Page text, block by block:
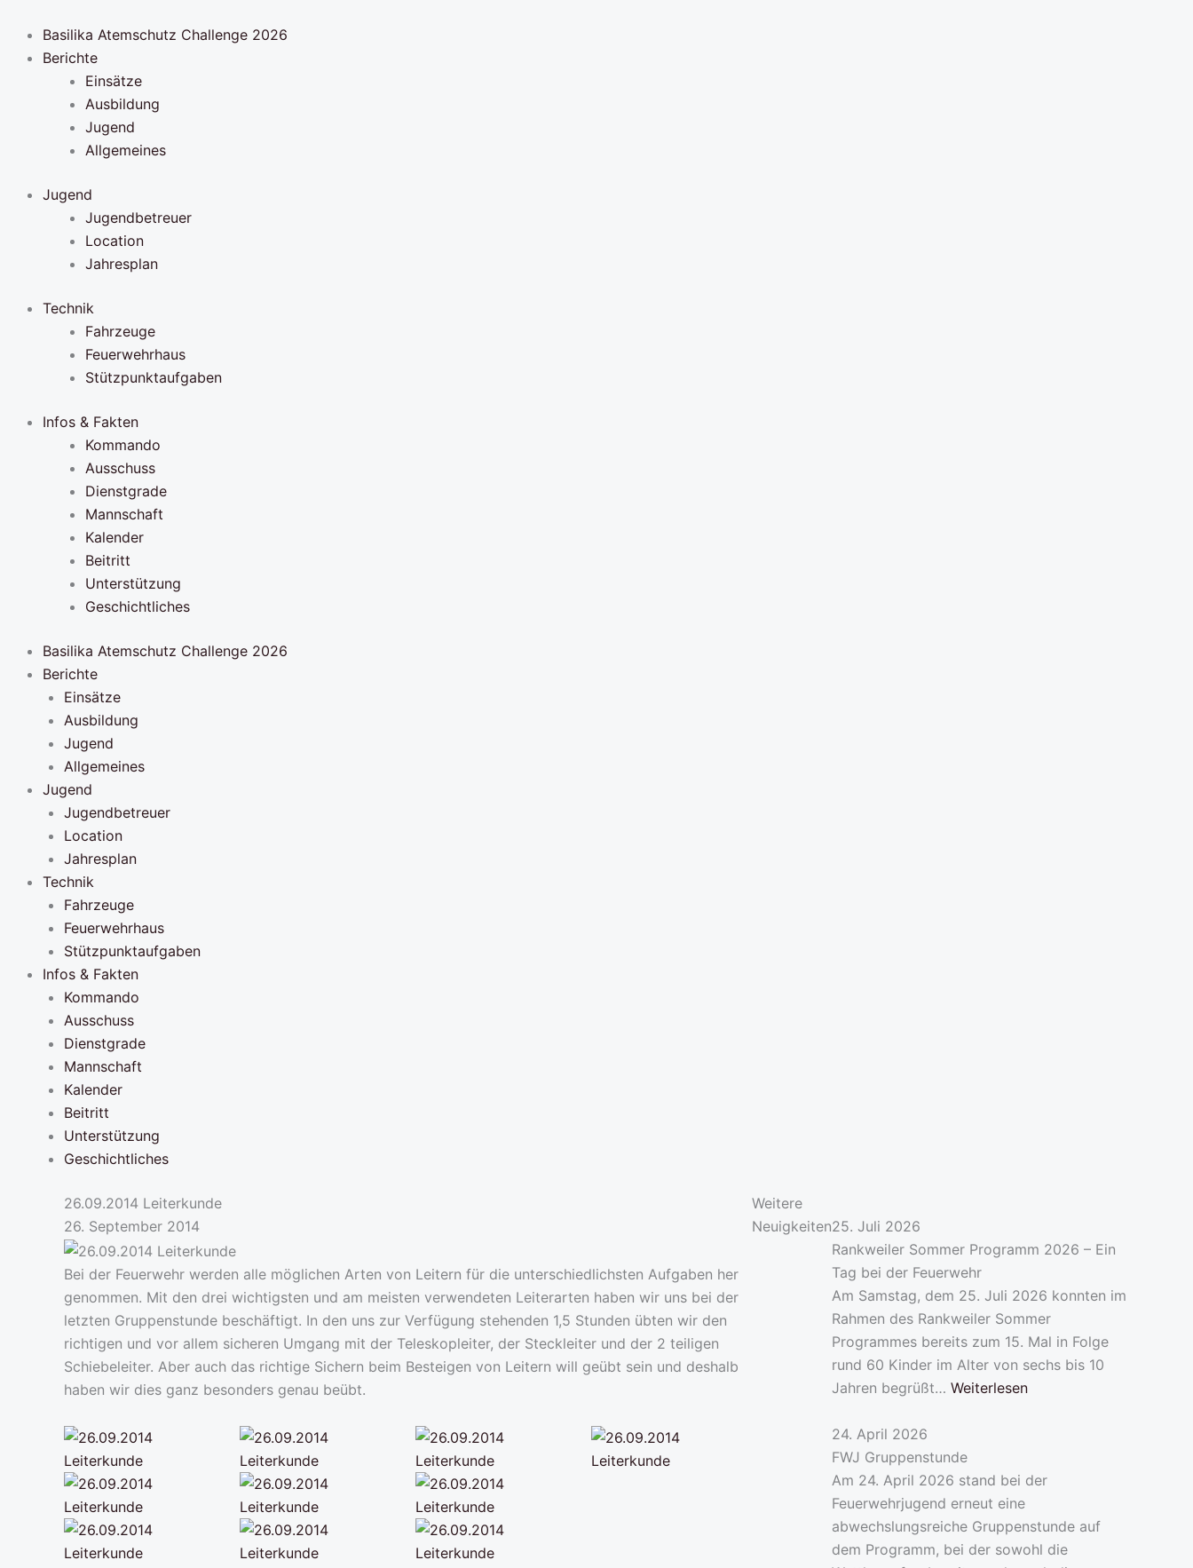
Inhalt
springen
Basilika Atemschutz Challenge 2026
Berichte
Einsätze
Ausbildung
Jugend
Allgemeines
Jugend
Jugendbetreuer
Location
Jahresplan
Technik
Fahrzeuge
Feuerwehrhaus
Stützpunktaufgaben
Infos & Fakten
Kommando
Ausschuss
Dienstgrade
Mannschaft
Kalender
Beitritt
Unterstützung
Geschichtliches
Basilika Atemschutz Challenge 2026
Berichte
Einsätze
Ausbildung
Jugend
Allgemeines
Jugend
Jugendbetreuer
Location
Jahresplan
Technik
Fahrzeuge
Feuerwehrhaus
Stützpunktaufgaben
Infos & Fakten
Kommando
Ausschuss
Dienstgrade
Mannschaft
Kalender
Beitritt
Unterstützung
Geschichtliches
26.09.2014 Leiterkunde
26. September 2014
Bei der Feuerwehr werden alle möglichen Arten von Leitern für die unterschiedlichsten Aufgaben her
genommen. Mit den drei wichtigsten und am meisten verwendeten Leiterarten haben wir uns bei der
letzten Gruppenstunde beschäftigt. In den uns zur Verfügung stehenden 1,5 Stunden übten wir den
richtigen und vor allem sicheren Umgang mit der Teleskopleiter, der Steckleiter und der 2 teiligen
Schiebeleiter. Aber auch das richtige Sichern beim Besteigen von Leitern will geübt sein und deshalb
haben wir dies ganz besonders genau beübt.
Weitere
Neuigkeiten25. Juli 2026
Rankweiler Sommer Programm 2026 – Ein
Tag bei der Feuerwehr
Am Samstag, dem 25. Juli 2026 konnten im
Rahmen des Rankweiler Sommer
Programmes bereits zum 15. Mal in Folge
rund 60 Kinder im Alter von sechs bis 10
Jahren begrüßt…Weiterlesen
24. April 2026
FWJ Gruppenstunde
Am 24. April 2026 stand bei der
Feuerwehrjugend erneut eine
abwechslungsreiche Gruppenstunde auf
dem Programm, bei der sowohl die